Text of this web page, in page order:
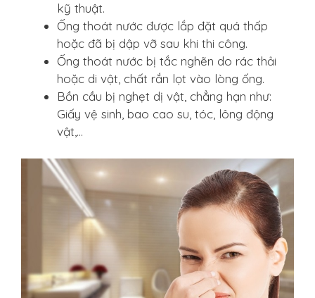
kỹ thuật.
Ống thoát nước được lắp đặt quá thấp
hoặc đã bị dập vỡ sau khi thi công.
Ống thoát nước bị tắc nghẽn do rác thải
hoặc di vật, chất rắn lọt vào lòng ống.
Bồn cầu bị nghẹt dị vật, chẳng hạn như:
Giấy vệ sinh, bao cao su, tóc, lông động
vật,…